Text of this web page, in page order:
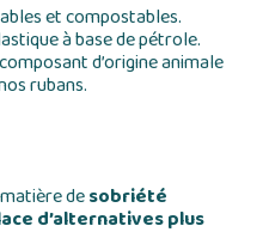
et compostables.
à base de pétrole.
d’origine animale
rubans.
desobriété
d’alternatives plus